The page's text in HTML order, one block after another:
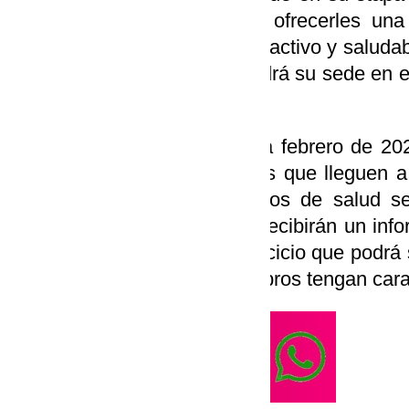
55 años con el objetivo de ofrecerles
acercarse a un estilo de vida activo y
1 de abril, será gratuita y tendrá su sede en
La UAEF se extenderá hasta febrero de
julio y agosto. A las personas que lleguen
Físico a través de los centros de salud
valorar su condición física. Recibirán un
parte de un programa de ejercicio que
en un grupo donde sus miembros tengan